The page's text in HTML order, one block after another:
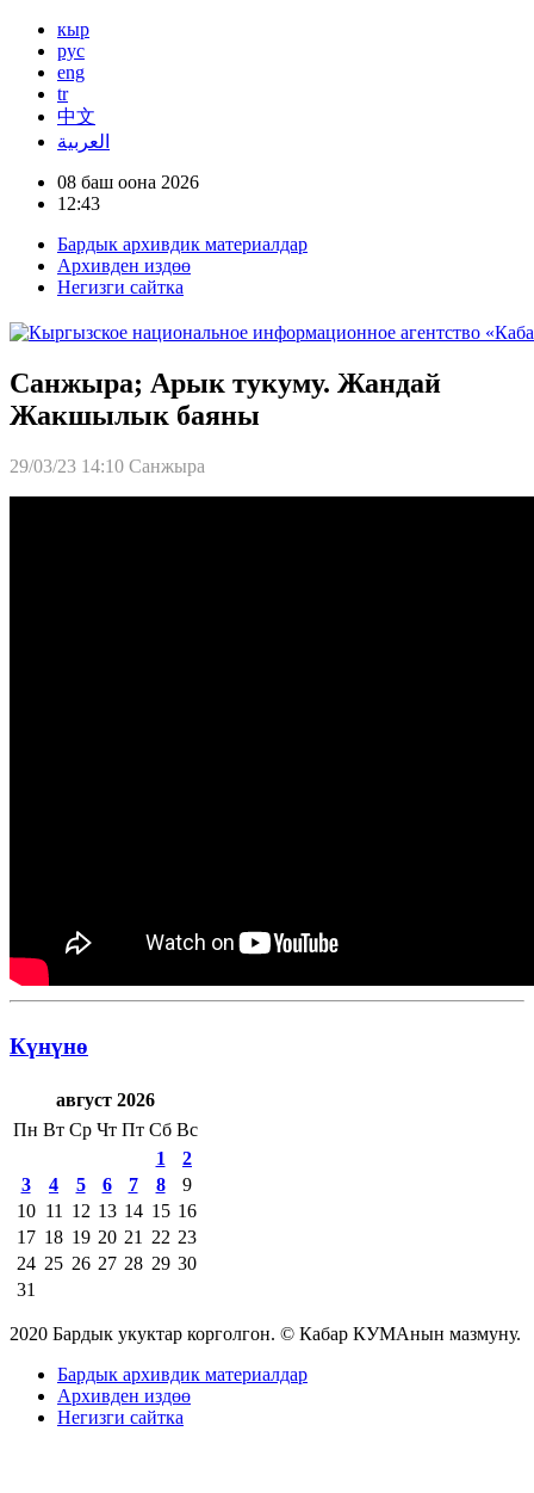
кыр
рус
eng
tr
中文
العربية
08 баш оона 2026
12:43
Бардык архивдик материалдар
Архивден издөө
Негизги сайтка
Санжыра; Арык тукуму. Жандай
Жакшылык баяны
29/03/23 14:10 Санжыра
Күнүнө
август 2026
Пн Вт Ср Чт Пт Сб Вс
1
2
3
4 5 6 7 8
9
10 11 12 13 14 15 16
17 18 19 20 21 22 23
24 25 26 27 28 29 30
31
2020 Бардык укуктар корголгон. © Кабар КУМАнын мазмуну.
Бардык архивдик материалдар
Архивден издөө
Негизги сайтка